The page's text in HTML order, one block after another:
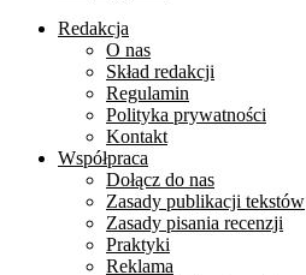
Redakcja
O nas
Skład redakcji
Regulamin
Polityka prywatności
Kontakt
Współpraca
Dołącz do nas
Zasady publikacji tekstów
Zasady pisania recenzji
Praktyki
Reklama